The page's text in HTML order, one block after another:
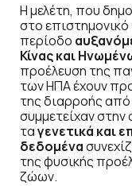
Η μελέτη, που
στο
περίοδο
Κίνας και
προέλευση της
των ΗΠΑ έχουν
της διαρροής από
συμμετείχαν
ταγενετικά και
δεδομένα
της φυσικής
ζώων.